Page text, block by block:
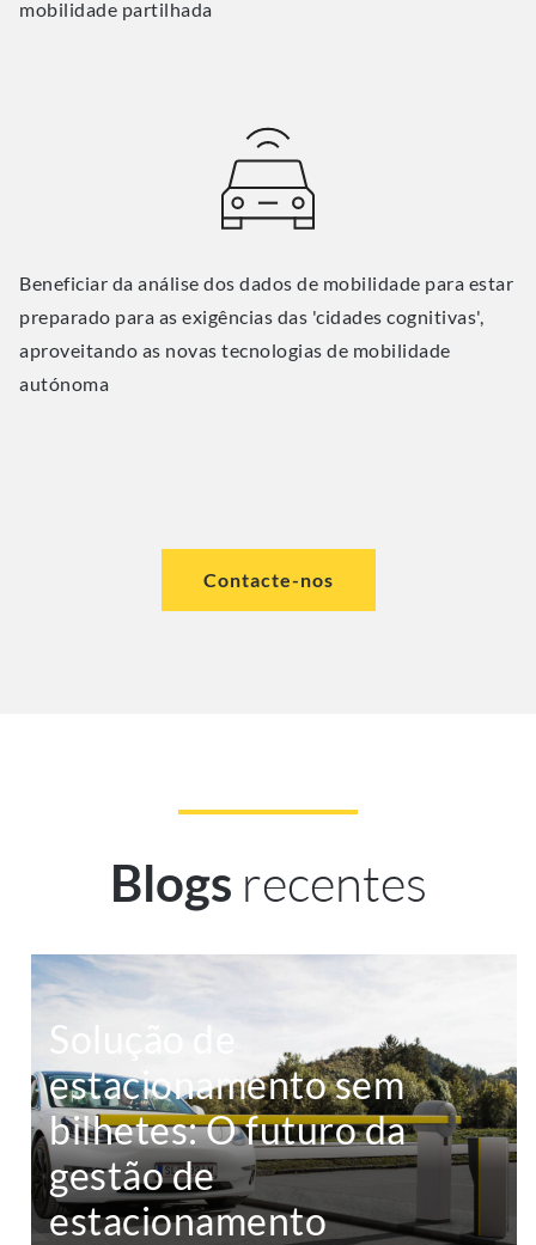
mobilidade partilhada
Beneficiar da análise dos dados de mobilidade para estar
preparado para as exigências das 'cidades cognitivas',
aproveitando as novas tecnologias de mobilidade
autónoma
Contacte-nos
Blogs recentes
Solução de
estacionamento sem
bilhetes: O futuro da
gestão de
estacionamento